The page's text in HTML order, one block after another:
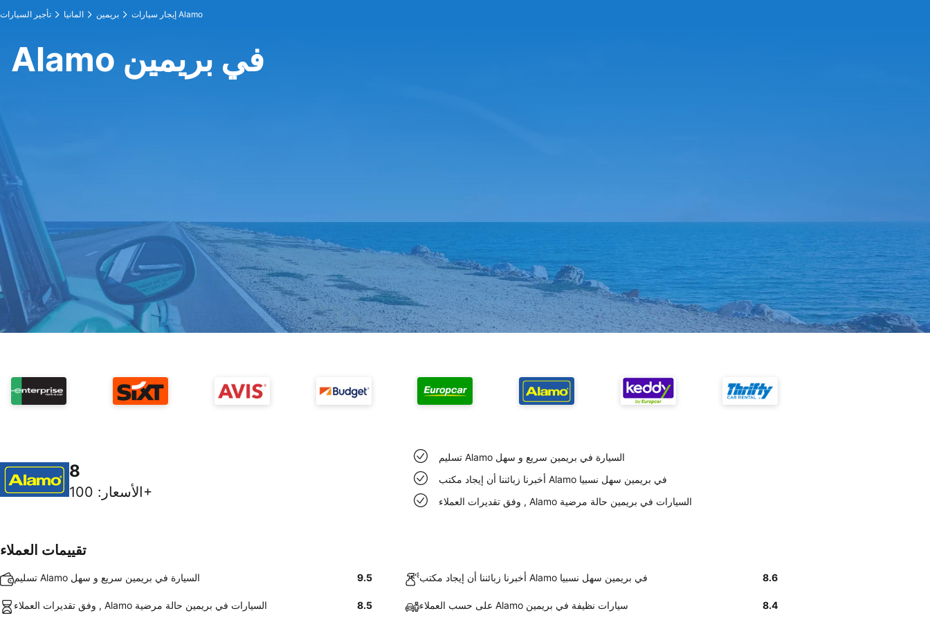
تأجير السيارات المانيا بريمين إيجار سيارات Alamo
Alamo في بريمين
8
الأسعار : 100+
تسليم Alamo السيارة في بريمين سريع و سهل
أخبرنا زبائننا أن إيجاد مكتب Alamo في بريمين سهل نسبيا
وفق تقديرات العملاء , Alamo السيارات في بريمين حالة مرضية
تقييمات العملاء
تسليم Alamo السيارة في بريمين سريع و سهل 9.5 أخبرنا زبائننا أن إيجاد مكتب Alamo في بريمين سهل نسبيا 8.6
وفق تقديرات العملاء , Alamo السيارات في بريمين حالة مرضية 8.5 على حسب العملاء Alamo سيارات نظيفة في بريمين 8.4